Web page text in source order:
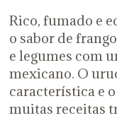
Rico, fumado e
o sabor de
e legumes com
mexicano. O
característica e
muitas receitas